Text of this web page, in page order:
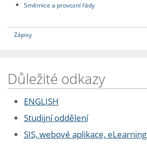
Směrnice a provozní řády
Zápisy
Důležité odkazy
ENGLISH
Studijní oddělení
SIS, webové aplikace, eLearning